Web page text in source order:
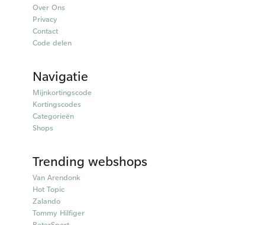
Over Ons
Privacy
Contact
Code delen
Navigatie
Mijnkortingscode
Kortingscodes
Categorieën
Shops
Trending webshops
Van Arendonk
Hot Topic
Zalando
Tommy Hilfiger